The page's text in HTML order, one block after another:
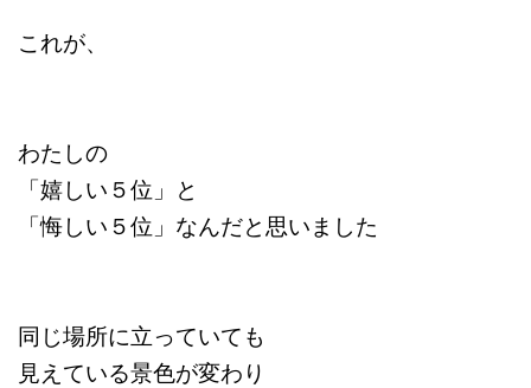
これが、
わたしの
「嬉しい５位」と
「悔しい５位」なんだと思いました
同じ場所に立っていても
見えている景色が変わり